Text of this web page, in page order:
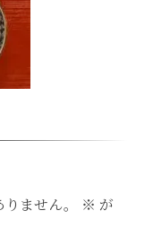
ません。 ※ が